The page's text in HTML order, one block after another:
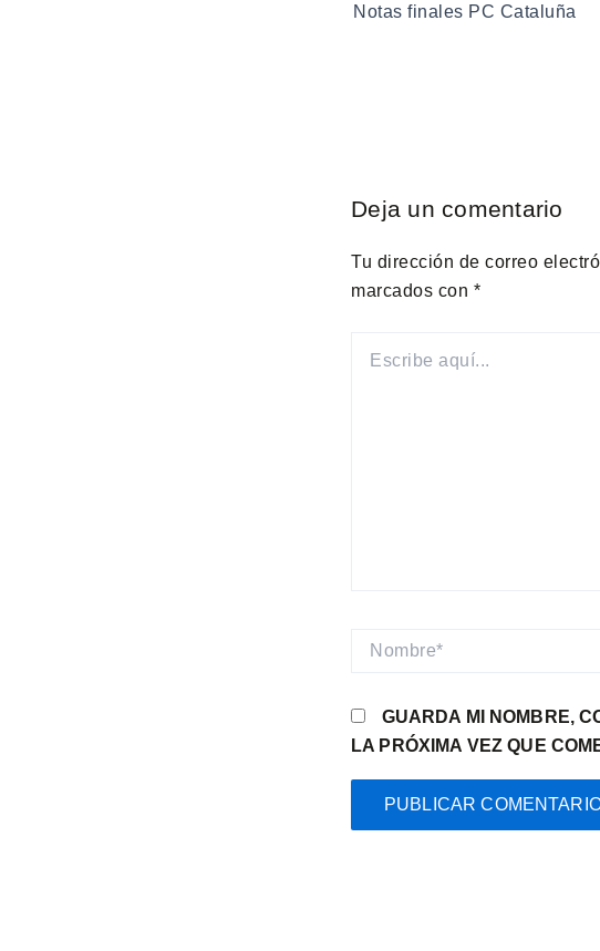
Notas finales PC Cataluña
Deja un comentario
Tu dirección de correo
marcados con *
AQUÍ...
NOMBRE*
GUARDA MI NOMBRE,
LA PRÓXIMA VEZ QUE